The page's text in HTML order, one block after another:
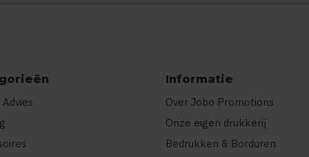
Informatie
Over Jobo Promotions
Onze eigen drukkerij
Bedrukken & Borduren